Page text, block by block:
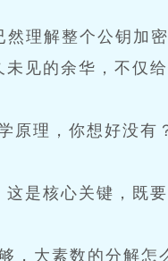
理解整个公钥加
见的余华，不仅
原理，你想好没
是核心关键，既
，大素数的分解